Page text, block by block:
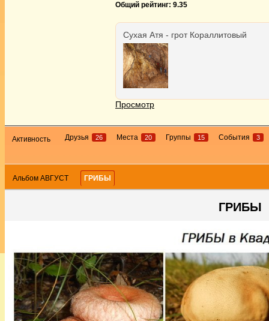
Общий рейтинг: 9.35
Сухая Атя - грот Кораллитовый
Просмотр
Активность Друзья 26 Места 20 Группы 15 События 3
Альбом АВГУСТ ГРИБЫ
ГРИБЫ